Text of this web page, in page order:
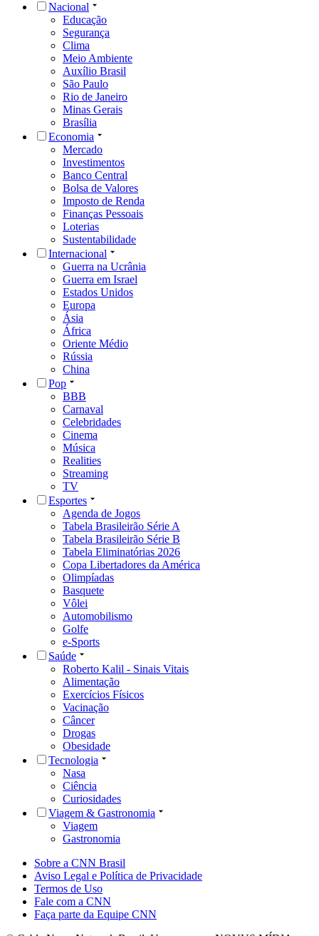
Nacional
Educação
Segurança
Clima
Meio Ambiente
Auxílio Brasil
São Paulo
Rio de Janeiro
Minas Gerais
Brasília
Economia
Mercado
Investimentos
Banco Central
Bolsa de Valores
Imposto de Renda
Finanças Pessoais
Loterias
Sustentabilidade
Internacional
Guerra na Ucrânia
Guerra em Israel
Estados Unidos
Europa
Ásia
África
Oriente Médio
Rússia
China
Pop
BBB
Carnaval
Celebridades
Cinema
Música
Realities
Streaming
TV
Esportes
Agenda de Jogos
Tabela Brasileirão Série A
Tabela Brasileirão Série B
Tabela Eliminatórias 2026
Copa Libertadores da América
Olimpíadas
Basquete
Vôlei
Automobilismo
Golfe
e-Sports
Saúde
Roberto Kalil - Sinais Vitais
Alimentação
Exercícios Físicos
Vacinação
Câncer
Drogas
Obesidade
Tecnologia
Nasa
Ciência
Curiosidades
Viagem & Gastronomia
Viagem
Gastronomia
Sobre a CNN Brasil
Aviso Legal e Política de Privacidade
Termos de Uso
Fale com a CNN
Faça parte da Equipe CNN